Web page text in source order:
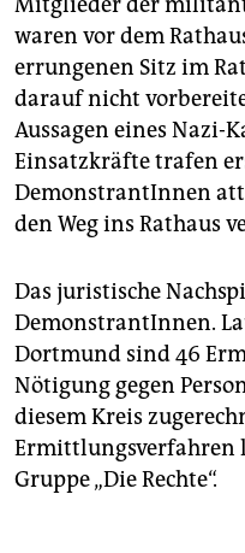
waren vor dem
errungenen Sitz im
darauf nicht
Aussagen eines Nazi-
Einsatzkräfte trafen
DemonstrantInnen
den Weg ins Rathaus
Das juristische
DemonstrantInnen.
Dortmund sind 46
Nötigung gegen
diesem Kreis
Ermittlungsverfahren
Gruppe „Die Rechte“.